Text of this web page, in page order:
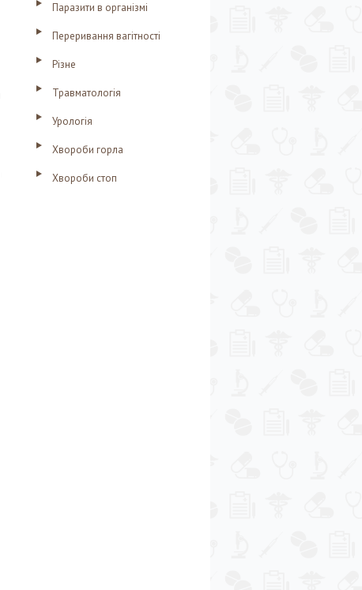
Паразити в організмі
Переривання вагітності
Різне
Травматологія
Урологія
Хвороби горла
Хвороби стоп